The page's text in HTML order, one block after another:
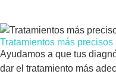
Tratamientos más
Ayudamos a que tus
dar el tratamiento más